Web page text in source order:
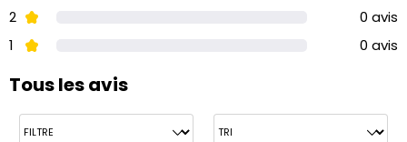
2
0 avis
1
0 avis
Tous les avis